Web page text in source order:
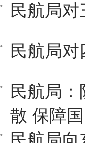
民航局
民航局
民航局
散 保障